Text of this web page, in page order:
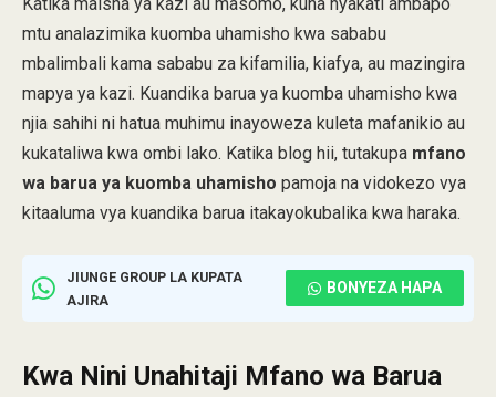
mtu analazimika kuomba uhamisho kwa sababu
mbalimbali kama sababu za kifamilia, kiafya, au mazingira
mapya ya kazi. Kuandika barua ya kuomba uhamisho kwa
njia sahihi ni hatua muhimu inayoweza kuleta mafanikio au
kukataliwa kwa ombi lako. Katika blog hii, tutakupa mfano
wa barua ya kuomba uhamisho pamoja na vidokezo vya
kitaaluma vya kuandika barua itakayokubalika kwa haraka.
JIUNGE GROUP LA KUPATA
AJIRA
BONYEZA HAPA
Kwa Nini Unahitaji Mfano wa Barua